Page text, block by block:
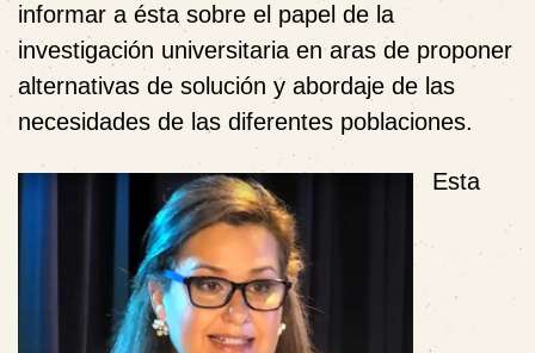
informar a ésta sobre el papel de la
investigación universitaria en aras de proponer
alternativas de solución y abordaje de las
necesidades de las diferentes poblaciones.
Esta